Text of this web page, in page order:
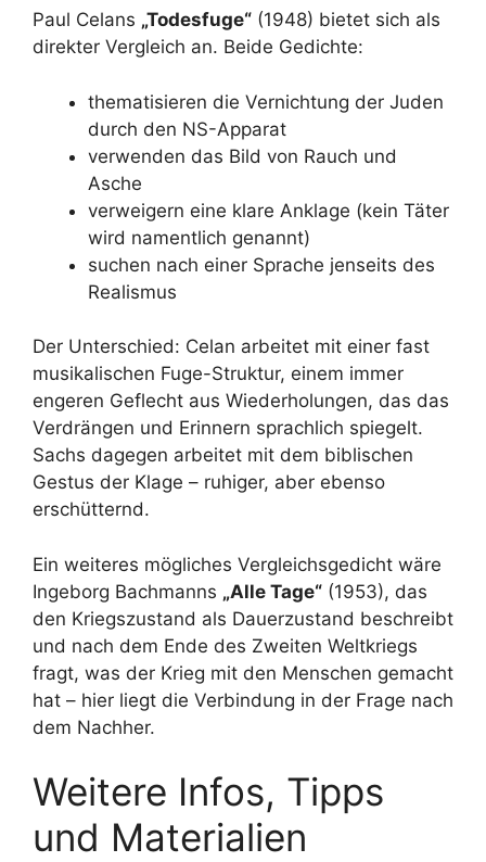
Paul Celans „Todesfuge“ (1948) bietet sich als
direkter Vergleich an. Beide Gedichte:
thematisieren die Vernichtung der Juden
durch den NS-Apparat
verwenden das Bild von Rauch und
Asche
verweigern eine klare Anklage (kein Täter
wird namentlich genannt)
suchen nach einer Sprache jenseits des
Realismus
Der Unterschied: Celan arbeitet mit einer fast
musikalischen Fuge-Struktur, einem immer
engeren Geflecht aus Wiederholungen, das das
Verdrängen und Erinnern sprachlich spiegelt.
Sachs dagegen arbeitet mit dem biblischen
Gestus der Klage – ruhiger, aber ebenso
erschütternd.
Ein weiteres mögliches Vergleichsgedicht wäre
Ingeborg Bachmanns „Alle Tage“ (1953), das
den Kriegszustand als Dauerzustand beschreibt
und nach dem Ende des Zweiten Weltkriegs
fragt, was der Krieg mit den Menschen gemacht
hat – hier liegt die Verbindung in der Frage nach
dem Nachher.
Weitere Infos, Tipps
und Materialien